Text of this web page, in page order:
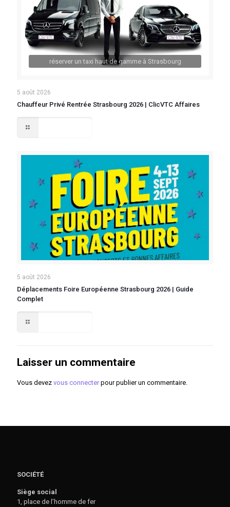
réserver un taxi haut de gamme à Strasbourg
5 août 2026
Chauffeur Privé Rentrée Strasbourg 2026 | ClicVTC Affaires
5 août 2026
Déplacements Foire Européenne Strasbourg 2026 | Guide
Complet
Laisser un commentaire
Vous devez vous connecterpour publier un commentaire.
SOCIÉTÉ
Siège social
1, place de l’homme de fer